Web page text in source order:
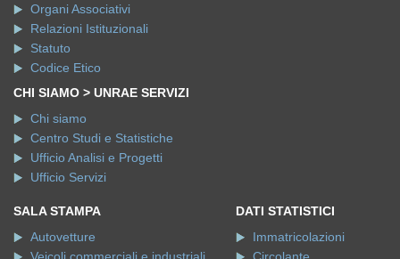
Organi Associativi
Relazioni Istituzionali
Statuto
Codice Etico
CHI SIAMO > UNRAE SERVIZI
Chi siamo
Centro Studi e Statistiche
Ufficio Analisi e Progetti
Ufficio Servizi
SALA STAMPA
Autovetture
Veicoli commerciali e industriali
DATI STATISTICI
Immatricolazioni
Circolante